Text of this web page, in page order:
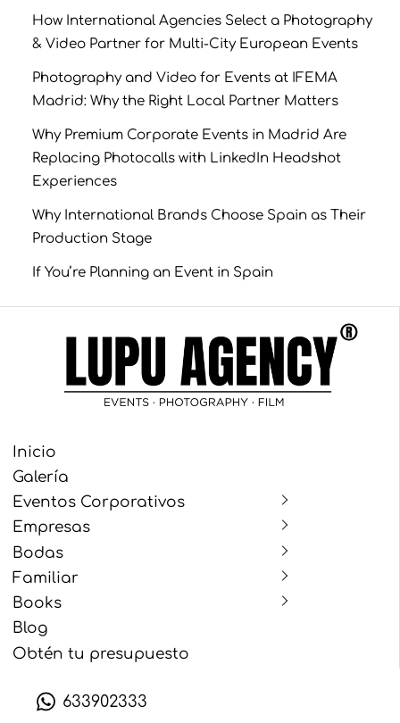
How International Agencies Select a Photography
& Video Partner for Multi-City European Events
Photography and Video for Events at IFEMA
Madrid: Why the Right Local Partner Matters
Why Premium Corporate Events in Madrid Are
Replacing Photocalls with LinkedIn Headshot
Experiences
Why International Brands Choose Spain as Their
Production Stage
If You’re Planning an Event in Spain
Inicio
Galería
Eventos Corporativos
Empresas
Bodas
Familiar
Books
Blog
Obtén tu presupuesto
633902333